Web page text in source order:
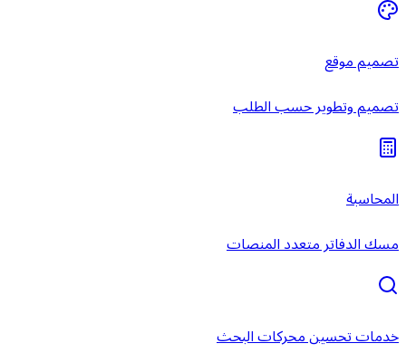
تصميم موقع
تصميم وتطوير حسب الطلب
المحاسبة
مسك الدفاتر متعدد المنصات
خدمات تحسين محركات البحث